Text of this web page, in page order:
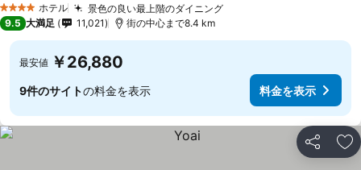
4 ホテルのランク
ホテル 景色の良い最上階のダイニング料金を表示
9.5 大満足 11,021 街の中心まで8.4 km
最安値 ￥26,880
9件のサイトの料金を表示 料金を表示
シェア お